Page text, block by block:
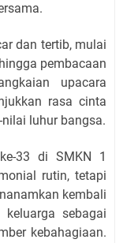
dan tertib,mulai
pembacaan
upacara
rasa cinta
luhur bangsa.
33 di SMKN 1
rutin, tetapi
kembali
sebagai
kebahagiaan.